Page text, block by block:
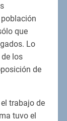
que
Lo
los
de
trabajo de
tuvo el